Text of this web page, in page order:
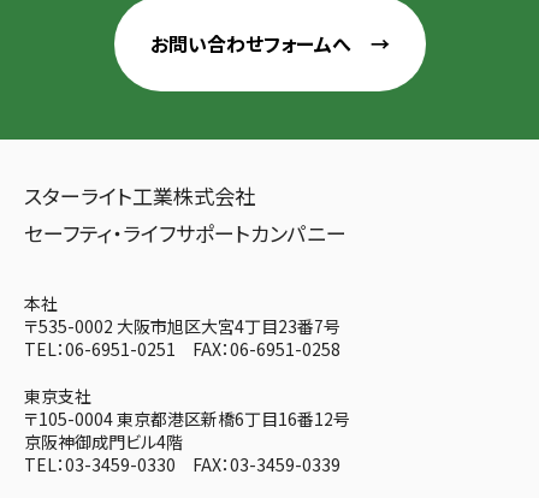
お問い合わせフォームへ →
スターライト工業株式会社
セーフティ・ライフサポートカンパニー
本社
〒535-0002 大阪市旭区大宮4丁目23番7号
TEL：06-6951-0251 FAX：06-6951-0258
東京支社
〒105-0004 東京都港区新橋6丁目16番12号
京阪神御成門ビル4階
TEL：03-3459-0330 FAX：03-3459-0339